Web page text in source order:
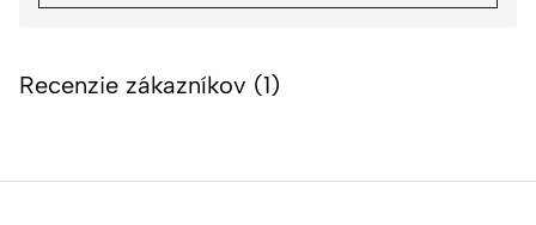
Recenzie zákazníkov (1)